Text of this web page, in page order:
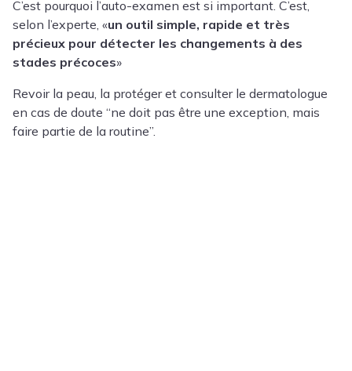
C’est pourquoi l’auto-examen est si important. C’est,
selon l’experte, «un outil simple, rapide et très
précieux pour détecter les changements à des
stades précoces»
Revoir la peau, la protéger et consulter le dermatologue
en cas de doute “ne doit pas être une exception, mais
faire partie de la routine”.